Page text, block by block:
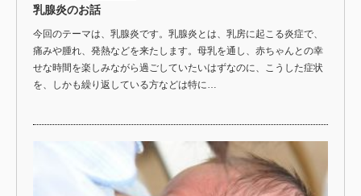
乳腺炎のお話
今回のテーマは、乳腺炎です。乳腺炎とは、乳房に起こる炎症で、
痛みや腫れ、発熱などを来たします。母乳を通し、赤ちゃんとの幸
せな時間を楽しみながら過ごしていたいはずなのに、こうした症状
を、しかも繰り返している方などは特に…